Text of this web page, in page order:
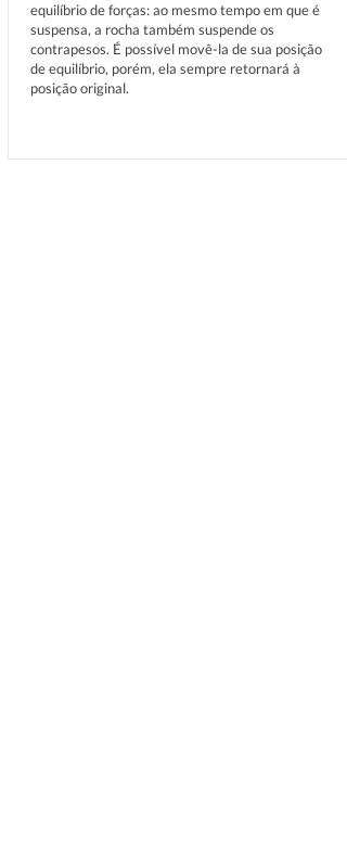
equilíbrio de forças: ao mesmo tempo em que é
suspensa, a rocha também suspende os
contrapesos. É possível movê-la de sua posição
de equilíbrio, porém, ela sempre retornará à
posição original.